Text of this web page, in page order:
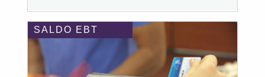
SALDO EBT